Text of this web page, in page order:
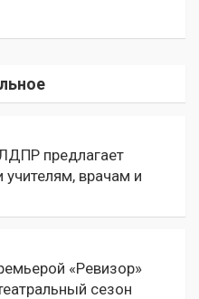
предлагает
учителям, врачам и
«Ревизор»
сезон